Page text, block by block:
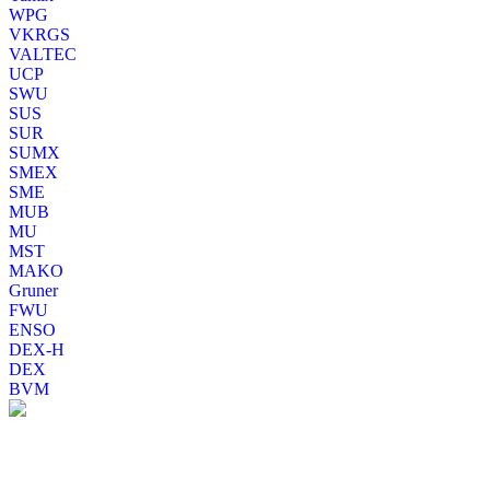
WPG
VKRGS
VALTEC
UCP
SWU
SUS
SUR
SUMX
SMEX
SME
MUB
MU
MST
MAKO
Gruner
FWU
ENSO
DEX-H
DEX
BVM